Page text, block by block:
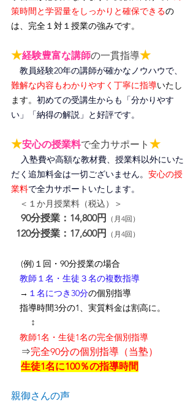
策時間と学習量をしっかりと確保できるの
は、完全１対１授業の強みです。
★経験豊富な講師の一貫指導★
教員経験20年の講師が確かなノウハウで、
難解な内容もわかりやすく丁寧に指導いたし
ます。 初めての受講生からも「分かりやす
い」「納得の解説」と好評です。
★安心の授業料で全力サポート ★
入塾費や高額な教材費、授業料以外にいた
だく追加料金は一切ございません。 安心の授
業料で全力サポートいたします。
＜１か月授業料（税込）＞
90分授業：14,800円 （月4回）
120分授業：17,600円 （月4回）
(例)１回・90分授業の場合
教師１名・生徒３名の複数指導
→ １名につき30分の個別指導
指導時間3分の1、 実質料金は割高に 。
↕
教師1名・生徒1名の完全個別指導
⇒完全90分の個別指導（当塾）
生徒1名に100％の指導時間
親御さんの声